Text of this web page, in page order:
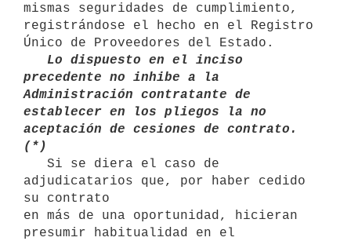
mismas seguridades de cumplimiento,
registrándose el hecho en el Registro
precedente no inhibe a la
Administración contratante de
establecer en los pliegos la no
aceptación de cesiones de contrato.
(*)
adjudicatarios que, por haber cedido
su contrato
en más de una oportunidad, hicieran
presumir habitualidad en el